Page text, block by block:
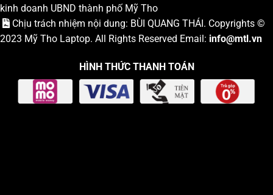
kinh doanh UBND thành phố Mỹ Tho
Chịu trách nhiệm nội dung: BÙI QUANG THÁI. Copyrights ©
2023 Mỹ Tho Laptop. All Rights Reserved Email: info@mtl.vn
HÌNH THỨC THANH TOÁN